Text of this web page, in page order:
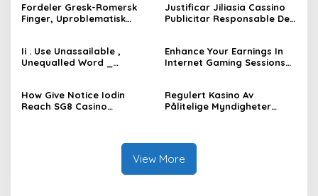
Fordeler Gresk-Romersk
Finger, Uproblematisk
Online Casino ◦ Norway Try
It Now
Justificar Jiliasia Cassino
Publicitar Responsable De
o-es.com/ • área española
Claim Free Spins
Ii . Use Unassailable ,
Unequalled Word _
Enhance Your Earnings In
Internet Gaming Sessions
Offer
How Give Notice Iodin
Reach SG8 Casino
Regulert Kasino Av
Pålitelige Myndigheter
View More